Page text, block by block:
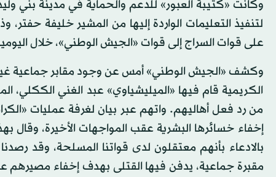
وكانت «كتيبة العبور» للدعم والحماية في مدينة بني
لتنفيذ التعليمات الواردة إليها من المشير خليفة
على قوات السراج إلى قوات «الجيش الوطني»، خلال
وكشف «الجيش الوطني» أمس عن وجود مقابر جماعية غير
الكريمية قام فيها «الميليشياوي» عبد الغني الككلي،
من رد فعل أهاليهم. واتهم عبر بيان لغرفة عمليات
إخفاء خسائرها البشرية عقب المواجهات الأخيرة،
بالادعاء بأنهم معتقلون لدى قواتنا المسلحة، وقد
مقبرة جماعية، يدفن فيها القتلى بهدف إخفاء مصيرهم